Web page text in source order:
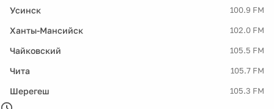
Усинск 100.9 FM
Ханты-Мансийск 102.0 FM
Чайковский 105.5 FM
Чита 105.7 FM
Шерегеш 105.3 FM